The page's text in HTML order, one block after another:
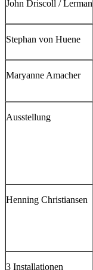
John Driscoll / Lerman
Stephan von Huene
Maryanne Amacher
Ausstellung
Henning Christiansen
3 Installationen